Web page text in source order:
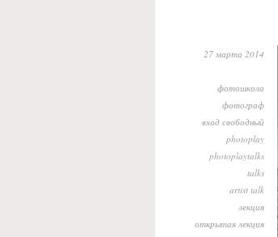
27 марта 2014
фотошкола
фотограф
вход свободный
photoplay
photoplaytalks
talks
artist talk
лекция
открытая лекция